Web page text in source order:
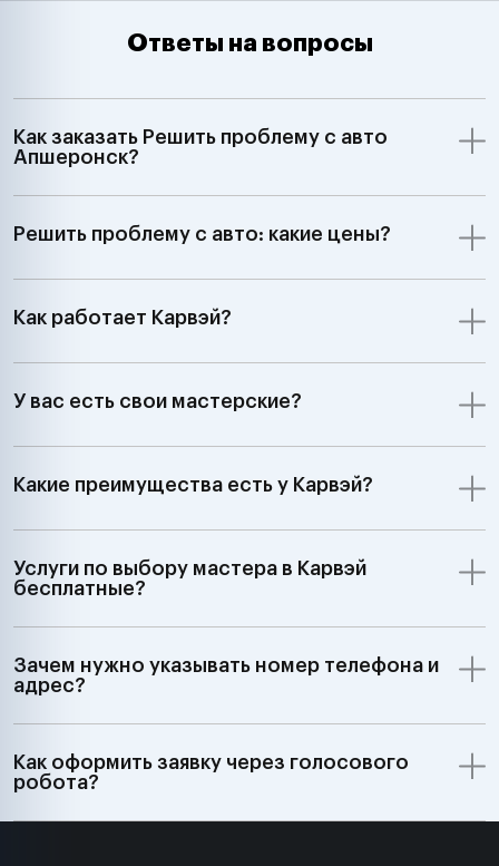
Ответы на вопросы
Как заказать Решить проблему с авто
Апшеронск?
Решить проблему с авто: какие цены?
Как работает Карвэй?
У вас есть свои мастерские?
Какие преимущества есть у Карвэй?
Услуги по выбору мастера в Карвэй
бесплатные?
Зачем нужно указывать номер телефона и
адрес?
Как оформить заявку через голосового
робота?